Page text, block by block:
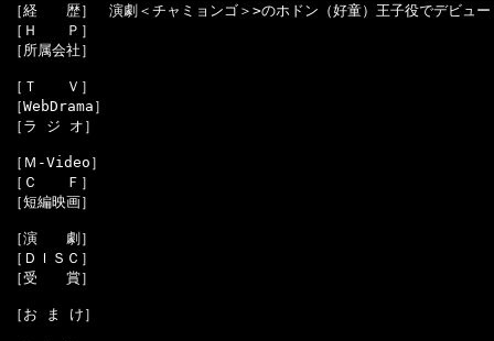
［経　　歴］　演劇＜チャミョンゴ＞>のホドン（好童）王子役でデビュー
［Ｈ　　Ｐ］
［所属会社］
［Ｔ　　Ｖ］
［WebDrama］
［ラ ジ オ］
［Ｍ-Video］
［Ｃ　　Ｆ］
［短編映画］
［演　　劇］
［ＤＩＳＣ］
［受　　賞］
［お ま け］